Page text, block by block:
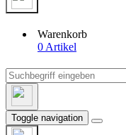
Warenkorb
0 Artikel
Toggle navigation